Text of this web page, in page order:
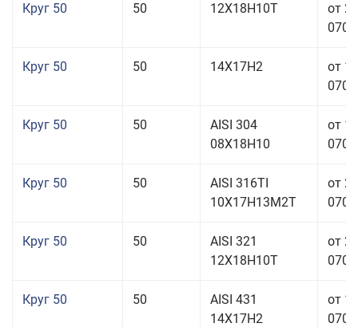
Круг 50 50 12Х18Н10Т
от
Круг 50 50 14Х17Н2
от
Круг 50 50
AISI 304
08Х18Н10
от
Круг 50 50
AISI 316TI
10Х17Н13М2Т
от
Круг 50 50
AISI 321
12Х18Н10Т
от
Круг 50 50
AISI 431
14Х17Н2
от